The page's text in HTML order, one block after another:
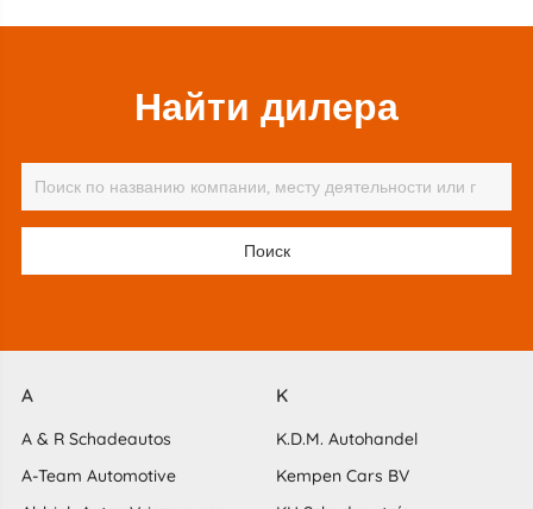
Найти дилера
A
A & R Schadeautos
A-Team Automotive
K
K.D.M. Autohandel
Kempen Cars BV